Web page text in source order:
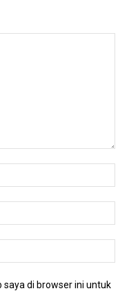
saya di browser ini untuk